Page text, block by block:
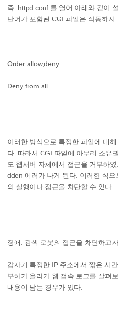
즉, httpd.conf 를 열어 아래와 같이
단어가 포함된 CGI 파일은 작동하지
Order allow,deny
Deny from all
이러한 방식으로 특정한 파일에 대
다. 따라서 CGI 파일에 아무리 소유
도 웹서버 자체에서 접근을 거부하
dden 에러가 나게 된다. 이러한 식
의 실행이나 접근을 차단할 수 있다.
장애. 검색 로봇의 접근을 차단하고
갑자기 특정한 IP 주소에서 짧은 시
부하가 올라가 웹 접속 로그를 살펴
내용이 남는 경우가 있다.